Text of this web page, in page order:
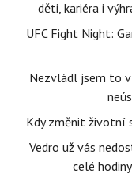
děti, kariéra i
UFC Fight Night:
Nezvládl jsem to
Kdy změnit životní
Vedro už vás
celé